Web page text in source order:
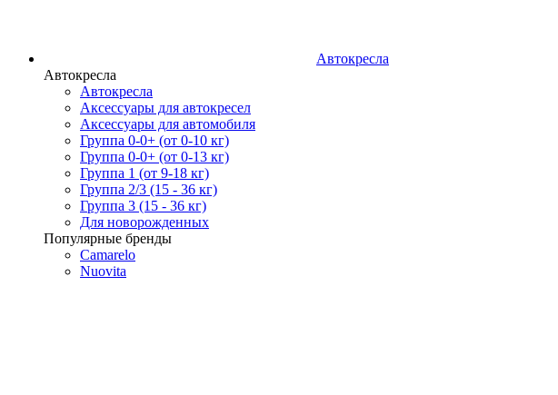
Автокресла
Автокресла
Автокресла
Аксессуары для автокресел
Аксессуары для автомобиля
Группа 0-0+ (от 0-10 кг)
Группа 0-0+ (от 0-13 кг)
Группа 1 (от 9-18 кг)
Группа 2/3 (15 - 36 кг)
Группа 3 (15 - 36 кг)
Для новорожденных
Популярные бренды
Camarelo
Nuovita